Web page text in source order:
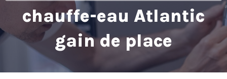
chauffe-eau Atlantic
gain de place